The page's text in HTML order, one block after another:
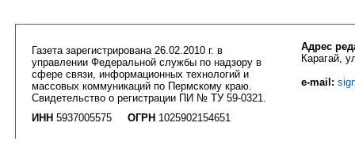
Газета зарегистрирована 26.02.2010 г. в
управлении Федеральной службы по надзору в
сфере связи, информационных технологий и
массовых коммуникаций по Пермскому краю.
Свидетельство о регистрации ПИ № ТУ 59-0321.
ИНН 5937005575 ОГРН 1025902154651
Адрес
Карагай,
e-mail: